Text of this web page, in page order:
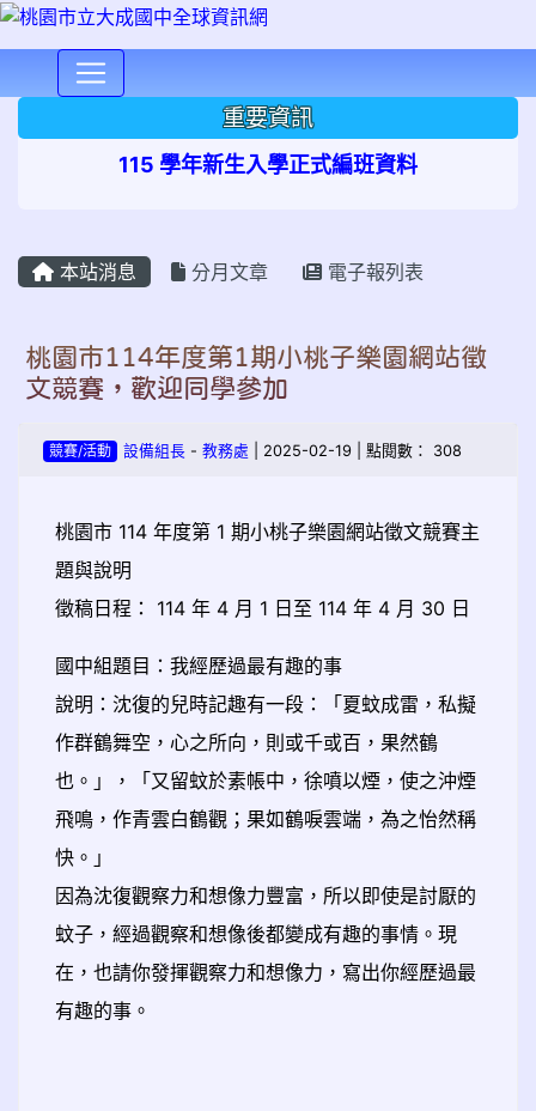
重要資訊
115 學年新生入學正式編班資料
本站消息 分月文章 電子報列表
桃園市114年度第1期小桃子樂園網站徵
文競賽，歡迎同學參加
競賽/活動 設備組長- 教務處 | 2025-02-19 | 點閱數： 308
桃園市 114 年度第 1 期小桃子樂園網站徵文競賽主
題與說明
徵稿日程： 114 年 4 月 1 日至 114 年 4 月 30 日
國中組題目：我經歷過最有趣的事
說明：沈復的兒時記趣有一段：「夏蚊成雷，私擬
作群鶴舞空，心之所向，則或千或百，果然鶴
也。」，「又留蚊於素帳中，徐噴以煙，使之沖煙
飛鳴，作青雲白鶴觀；果如鶴唳雲端，為之怡然稱
快。」
因為沈復觀察力和想像力豐富，所以即使是討厭的
蚊子，經過觀察和想像後都變成有趣的事情。現
在，也請你發揮觀察力和想像力，寫出你經歷過最
有趣的事。